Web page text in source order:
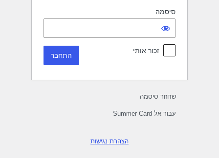
סיסמה
זכור אותי
שחזור סיסמה
עבור אל Summer Card
הצהרת נגישות